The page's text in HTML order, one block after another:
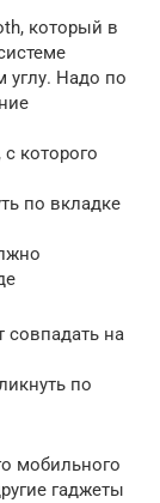
который в
углу. Надо по
которого
по вкладке
совпадать на
по
мобильного
гаджеты